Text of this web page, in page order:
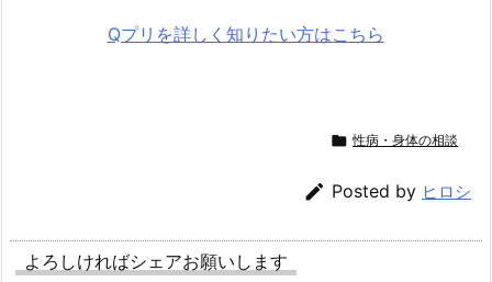
Qプリを詳しく知りたい方はこちら
 性病・身体の相談
 Posted by ヒロシ
よろしければシェアお願いします